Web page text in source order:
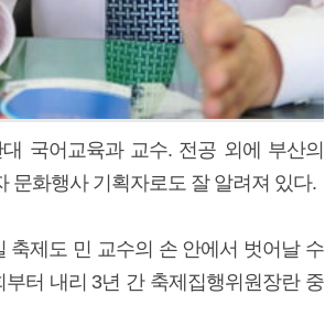
국어교육과 교수. 전공 외에 부산의
문화행사 기획자로도 잘 알려져 있다.
축제도 민 교수의 손 안에서 벗어날 수
부터 내리 3년 간 축제집행위원장란 중